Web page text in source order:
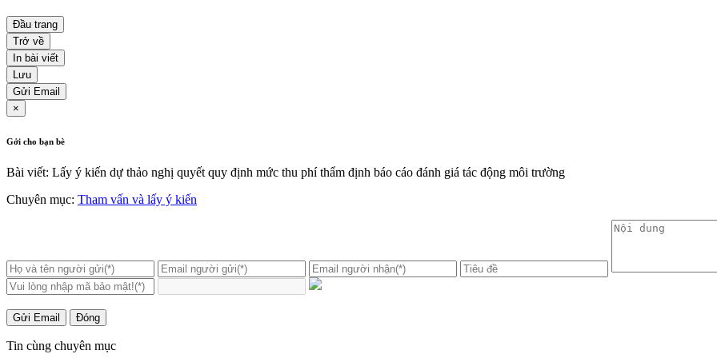
Đầu trang
Trở về
In bài viết
Lưu
Gửi Email
×
Gởi cho bạn bè
Bài viết: Lấy ý kiến dự thảo nghị quyết quy định mức thu phí thẩm định báo cáo đánh giá tác động môi trường
Chuyên mục: Tham vấn và lấy ý kiến
Gửi Email Đóng
Tin cùng chuyên mục